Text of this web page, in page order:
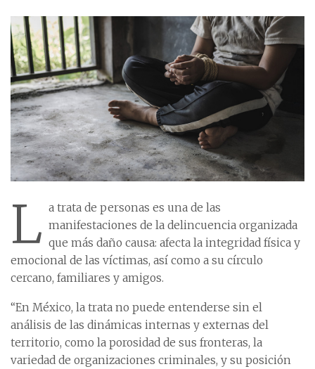
L a trata de personas es una de las
manifestaciones de la delincuencia organizada
que más daño causa: afecta la integridad física y
emocional de las víctimas, así como a su círculo
cercano, familiares y amigos.
“En México, la trata no puede entenderse sin el
análisis de las dinámicas internas y externas del
territorio, como la porosidad de sus fronteras, la
variedad de organizaciones criminales, y su posición